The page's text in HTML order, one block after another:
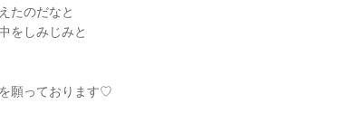
たのだなと
をしみじみと
願っております♡